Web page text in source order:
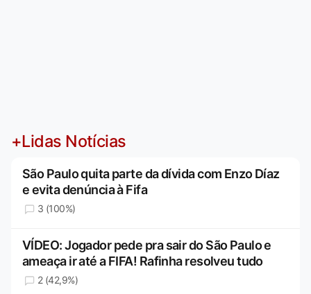
+Lidas Notícias
São Paulo quita parte da dívida com Enzo Díaz
e evita denúncia à Fifa
3 (100%)
VÍDEO: Jogador pede pra sair do São Paulo e
ameaça ir até a FIFA! Rafinha resolveu tudo
2 (42,9%)